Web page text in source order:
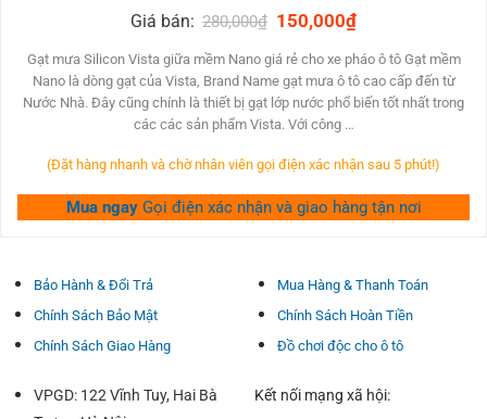
– Bám vào kính giúp gạt lớp nước êm ả và công dụng.
– Cần gạt lớp nước silicone được làm trường đoản cú chất liệu lưỡi
gạt silicone mượt.
rộng so với lưỡi gạt cao su đặc.
– không chỉ thế, thanh ngã cơ thể mềm mềm mại hơn
nhiều.
yêu cầu gạt cao su đặc mà tuổi thọ và chất lượng độ bền
– Thêm vào chỗ này, Lưỡi gạt Silicon được ghi nhận là 1
trong những trong số những yêu cầu gạt nước tốt nhất để
dùng ở điều kiện mưa phùn.
– Bản hóa học của chính nó là nhờ vào cấu tạo thanh
Giá bán: 280,000₫ Original
was:
280,000₫.
150,000₫Current
is:
150,000₫.
Gạt mưa Silicon Vista giữa mềm Nano giá rẻ cho xe pháo ô tô Gạt mềm
Nano là dòng gạt của Vista, Brand Name gạt mưa ô tô cao cấp đến từ
Nước Nhà. Đây cũng chính là thiết bị gạt lớp nước phổ biến tốt nhất trong
các các sản phẩm Vista. Với công …
(Đặt hàng nhanh và chờ nhân viên gọi điện xác nhận sau 5 phút!)
Mua ngay Gọi điện xác nhận và giao hàng tận nơi
Bảo Hành & Đổi Trả
Chính Sách Bảo Mật
Chính Sách Giao Hàng
Mua Hàng & Thanh Toán
Chính Sách Hoàn Tiền
Đồ chơi độc cho ô tô
VPGD: 122 Vĩnh Tuy, Hai Bà
Kết nối mạng xã hội: